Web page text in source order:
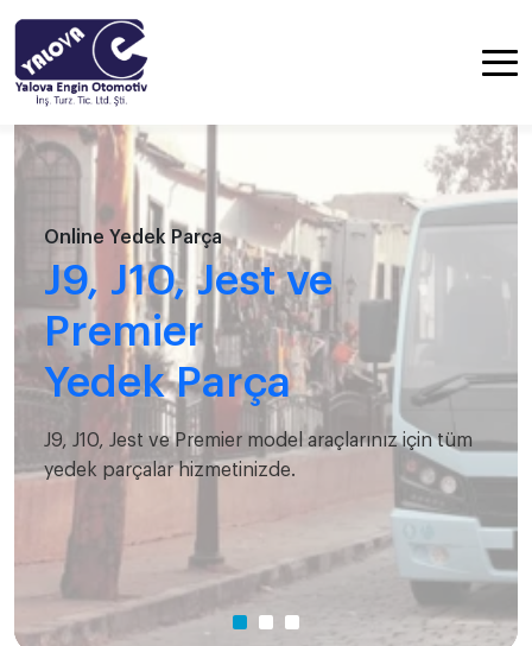
Online Yedek Parça
J9, J10, Jest ve
Premier
Yedek Parça
J9, J10, Jest ve Premier model araçlarınız için tüm
yedek parçalar hizmetinizde.